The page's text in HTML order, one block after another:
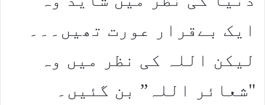
ایک بےقرار عورت تھیں۔۔۔
لیکن اللہ کی نظر میں وہ
"شعائر اللہ” بن گئیں۔